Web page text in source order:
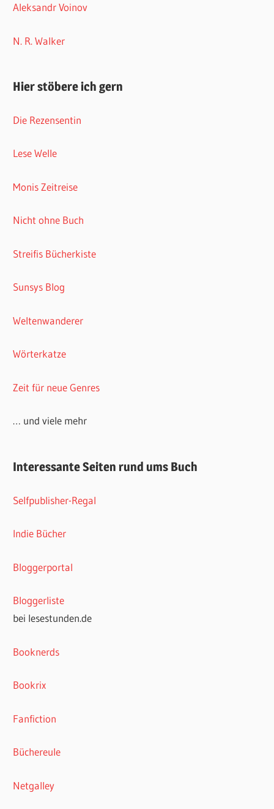
Aleksandr Voinov
N. R. Walker
Hier stöbere ich gern
Die Rezensentin
Lese Welle
Monis Zeitreise
Nicht ohne Buch
Streifis Bücherkiste
Sunsys Blog
Weltenwanderer
Wörterkatze
Zeit für neue Genres
… und viele mehr
Interessante Seiten rund ums Buch
Selfpublisher-Regal
Indie Bücher
Bloggerportal
Bloggerliste
bei lesestunden.de
Booknerds
Bookrix
Fanfiction
Büchereule
Netgalley